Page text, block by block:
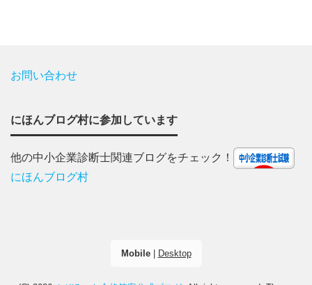
お問い合わせ
にほんブログ村に参加しています
他の中小企業診断士関連ブログをチェック！
にほんブログ村
Mobile| Desktop